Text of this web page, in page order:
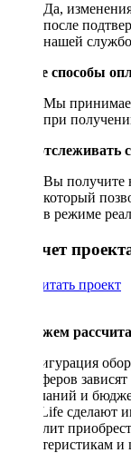
Да,
после
нашей
Какие способы
Мы
при
Как отслеживать
Вы получите
который
в режиме
Рассчет
Рассчитать проект
Поможем
Конфигурация
сабвуферов
пожеланий и
DriveLife сделают
позволит
характеристикам и